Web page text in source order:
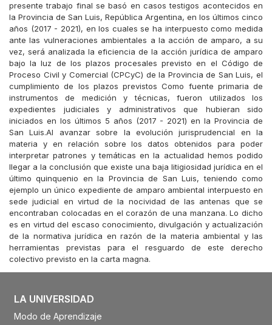
presente trabajo final se basó en casos testigos acontecidos en
la Provincia de San Luis, República Argentina, en los últimos cinco
años (2017 - 2021), en los cuales se ha interpuesto como medida
ante las vulneraciones ambientales a la acción de amparo, a su
vez, será analizada la eficiencia de la acción jurídica de amparo
bajo la luz de los plazos procesales previsto en el Código de
Proceso Civil y Comercial (CPCyC) de la Provincia de San Luis, el
cumplimiento de los plazos previstos Como fuente primaria de
instrumentos de medición y técnicas, fueron utilizados los
expedientes judiciales y administrativos que hubieran sido
iniciados en los últimos 5 años (2017 - 2021) en la Provincia de
San Luis.Al avanzar sobre la evolución jurisprudencial en la
materia y en relación sobre los datos obtenidos para poder
interpretar patrones y temáticas en la actualidad hemos podido
llegar a la conclusión que existe una baja litigiosidad jurídica en el
último quinquenio en la Provincia de San Luis, teniendo como
ejemplo un único expediente de amparo ambiental interpuesto en
sede judicial en virtud de la nocividad de las antenas que se
encontraban colocadas en el corazón de una manzana. Lo dicho
es en virtud del escaso conocimiento, divulgación y actualización
de la normativa jurídica en razón de la materia ambiental y las
herramientas previstas para el resguardo de este derecho
colectivo previsto en la carta magna.
LA UNIVERSIDAD
Modo de Aprendizaje